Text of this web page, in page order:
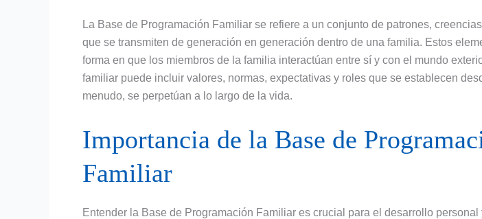
La Base de Programación Familiar se refiere a un conjunto de patrones,
que se transmiten de generación en generación dentro de una familia. Estos
forma en que los miembros de la familia interactúan entre sí y con el mundo
familiar puede incluir valores, normas, expectativas y roles que se establecen
menudo, se perpetúan a lo largo de la vida.
Importancia de la Base de
Familiar
Entender la Base de Programación Familiar es crucial para el desarrollo